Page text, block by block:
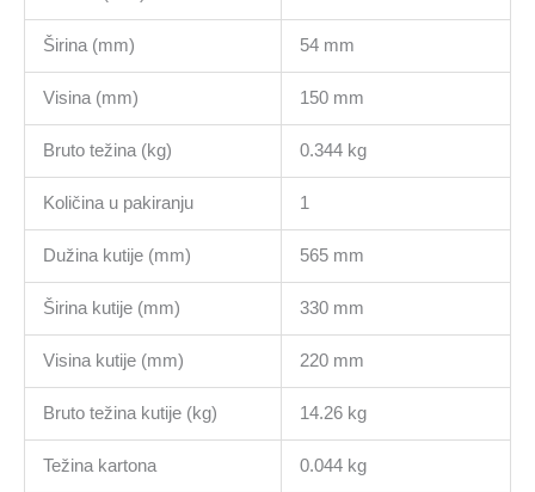
Širina (mm) 54 mm
Visina (mm) 150 mm
Bruto težina (kg) 0.344 kg
Količina u pakiranju 1
Dužina kutije (mm) 565 mm
Širina kutije (mm) 330 mm
Visina kutije (mm) 220 mm
Bruto težina kutije (kg) 14.26 kg
Težina kartona 0.044 kg